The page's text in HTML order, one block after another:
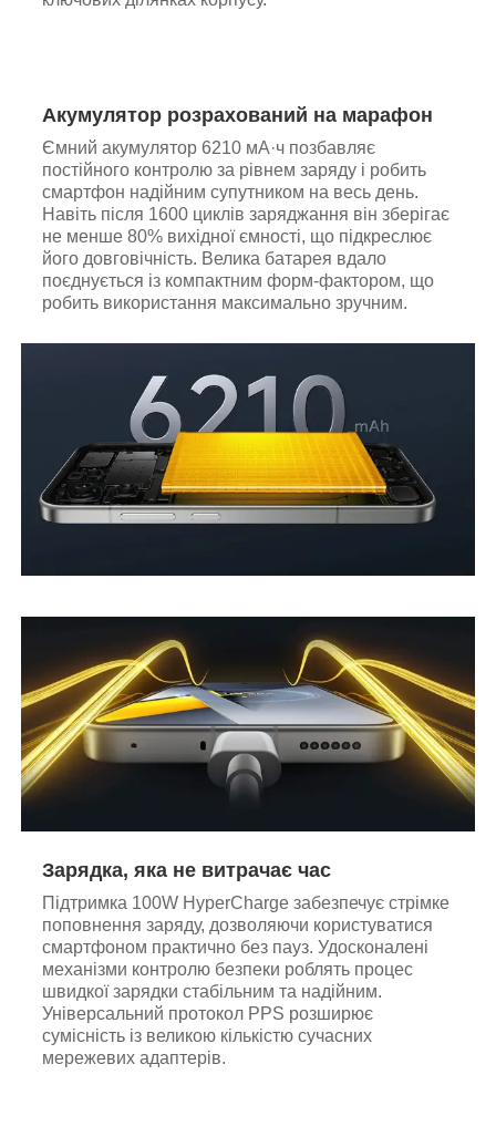
Акумулятор розрахований на марафон
Ємний акумулятор 6210 мА·ч позбавляє
постійного контролю за рівнем заряду і робить
смартфон надійним супутником на весь день.
Навіть після 1600 циклів заряджання він зберігає
не менше 80% вихідної ємності, що підкреслює
його довговічність. Велика батарея вдало
поєднується із компактним форм-фактором, що
робить використання максимально зручним.
Зарядка, яка не витрачає час
Підтримка 100W HyperCharge забезпечує стрімке
поповнення заряду, дозволяючи користуватися
смартфоном практично без пауз. Удосконалені
механізми контролю безпеки роблять процес
швидкої зарядки стабільним та надійним.
Універсальний протокол PPS розширює
сумісність із великою кількістю сучасних
мережевих адаптерів.